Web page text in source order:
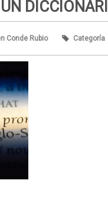
Conde Rubio Categoría